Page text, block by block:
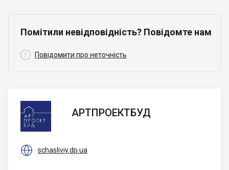
Помітили невідповідність? Повідомте нам
 Повідомити про неточність
АРТПРОЕКТБУД
АРТПРОЕКТБУД
 schasliviy.dp.ua